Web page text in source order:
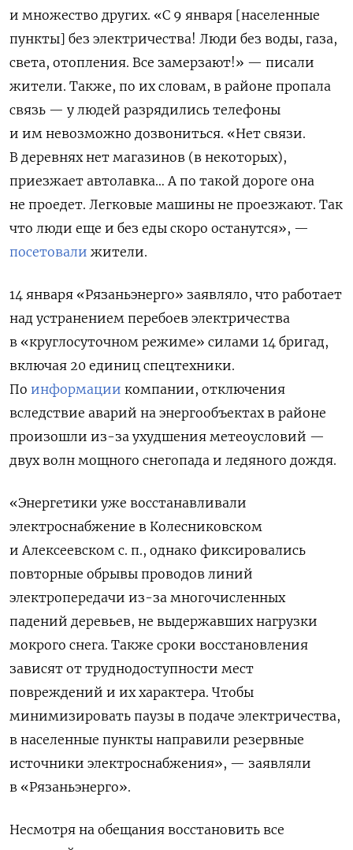
и множество других. «С 9 января [населенные
пункты] без электричества! Люди без воды, газа,
света, отопления. Все замерзают!» — писали
жители. Также, по их словам, в районе пропала
связь — у людей разрядились телефоны
и им невозможно дозвониться. «Нет связи.
В деревнях нет магазинов (в некоторых),
приезжает автолавка… А по такой дороге она
не проедет. Легковые машины не проезжают. Так
что люди еще и без еды скоро останутся», —
посетовали жители.
14 января «Рязаньэнерго» заявляло, что работает
над устранением перебоев электричества
в «круглосуточном режиме» силами 14 бригад,
включая 20 единиц спецтехники.
По информации компании, отключения
вследствие аварий на энергообъектах в районе
произошли из-за ухудшения метеоусловий —
двух волн мощного снегопада и ледяного дождя.
«Энергетики уже восстанавливали
электроснабжение в Колесниковском
и Алексеевском с. п., однако фиксировались
повторные обрывы проводов линий
электропередачи из-за многочисленных
падений деревьев, не выдержавших нагрузки
мокрого снега. Также сроки восстановления
зависят от труднодоступности мест
повреждений и их характера. Чтобы
минимизировать паузы в подаче электричества,
в населенные пункты направили резервные
источники электроснабжения», — заявляли
в «Рязаньэнерго».
Несмотря на обещания восстановить все